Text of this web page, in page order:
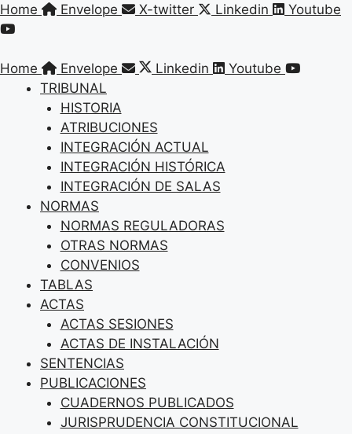
Saltar
al
Home Envelope X-twitter Linkedin Youtube
Home Envelope Linkedin
Youtube
TRIBUNAL
HISTORIA
ATRIBUCIONES
INTEGRACIÓN ACTUAL
INTEGRACIÓN HISTÓRICA
INTEGRACIÓN DE SALAS
NORMAS
NORMAS REGULADORAS
OTRAS NORMAS
CONVENIOS
TABLAS
ACTAS
ACTAS SESIONES
ACTAS DE INSTALACIÓN
SENTENCIAS
PUBLICACIONES
CUADERNOS PUBLICADOS
JURISPRUDENCIA CONSTITUCIONAL